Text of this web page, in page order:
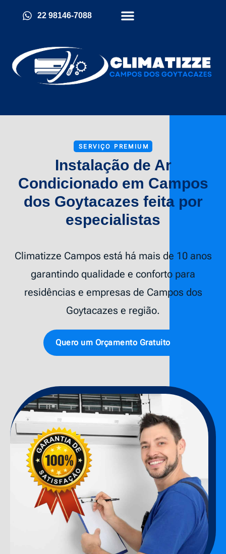
22 98146-7088
SERVIÇO PREMIUM
Instalação de Ar
Condicionado em Campos
dos Goytacazes feita por
especialistas
Climatizze Campos está há mais de 10 anos
garantindo qualidade e conforto para
residências e empresas de Campos dos
Goytacazes e região.
Quero um Orçamento Gratuito